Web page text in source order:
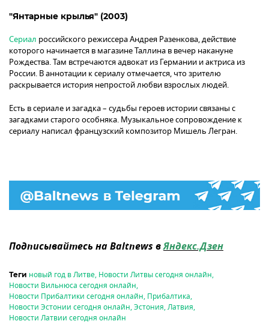
"Янтарные крылья" (2003)
Сериал российского режиссера Андрея Разенкова, действие
которого начинается в магазине Таллина в вечер накануне
Рождества. Там встречаются адвокат из Германии и актриса из
России. В аннотации к сериалу отмечается, что зрителю
раскрывается история непростой любви взрослых людей.
Есть в сериале и загадка – судьбы героев истории связаны с
загадками старого особняка. Музыкальное сопровождение к
сериалу написал французский композитор Мишель Легран.
Подписывайтесь на Baltnews вЯндекс.Дзен
Теги новый год в Литве, Новости Литвы сегодня онлайн,
Новости Вильнюса сегодня онлайн,
Новости Прибалтики сегодня онлайн, Прибалтика,
Новости Эстонии сегодня онлайн,Эстония,Латвия,
Новости Латвии сегодня онлайн